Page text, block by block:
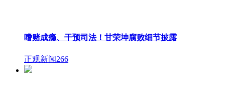
嗜赌成瘾、干预司法！甘荣坤腐败细节披露
正观新闻266